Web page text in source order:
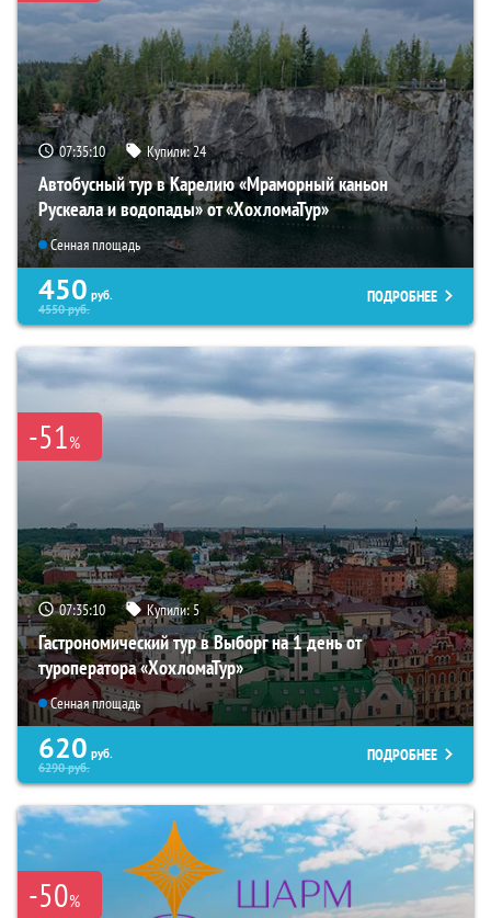
07:35:09 Купили:24
Автобусный тур в Карелию «Мраморный каньон
Рускеала и водопады» от «ХохломаТур»
Сенная площадь
450 руб.
4550руб.
ПОДРОБНЕЕ
-51%
07:35:09 Купили:5
Гастрономический тур в Выборг на 1 день от
туроператора «ХохломаТур»
Сенная площадь
620 руб.
6290руб.
ПОДРОБНЕЕ
-50%